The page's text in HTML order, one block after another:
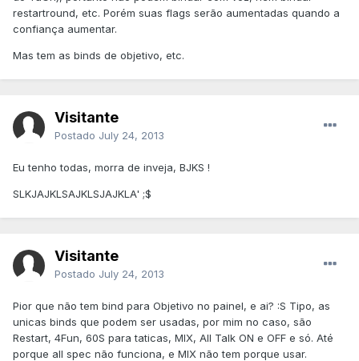
restartround, etc. Porém suas flags serão aumentadas quando a
confiança aumentar.
Mas tem as binds de objetivo, etc.
Visitante
Postado July 24, 2013
Eu tenho todas, morra de inveja, BJKS !
SLKJAJKLSAJKLSJAJKLA' ;$
Visitante
Postado July 24, 2013
Pior que não tem bind para Objetivo no painel, e ai? :S Tipo, as
unicas binds que podem ser usadas, por mim no caso, são
Restart, 4Fun, 60S para taticas, MIX, All Talk ON e OFF e só. Até
porque all spec não funciona, e MIX não tem porque usar.